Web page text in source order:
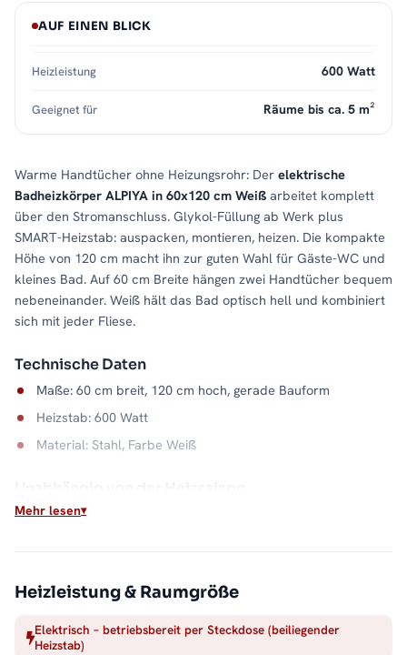
Warme Handtücher ohne Heizungsrohr: Der elektrische
Badheizkörper ALPIYA in 60x120 cm Weiß arbeitet komplett
über den Stromanschluss. Glykol-Füllung ab Werk plus
SMART-Heizstab: auspacken, montieren, heizen. Die kompakte
Höhe von 120 cm macht ihn zur guten Wahl für Gäste-WC und
kleines Bad. Auf 60 cm Breite hängen zwei Handtücher bequem
nebeneinander. Weiß hält das Bad optisch hell und kombiniert
sich mit jeder Fliese.
Technische Daten
Maße: 60 cm breit, 120 cm hoch, gerade Bauform
Heizstab: 600 Watt
Material: Stahl, Farbe Weiß
Ob Sommer oder Übergangszeit: Dieser elektrische
Ausführungen der Serie finden Sie in der Kategorie
AUF EINEN BLICK
Heizleistung 600 Watt
Geeignet für Räume bis ca. 5 m²
Mehr lesen
Heizleistung & Raumgröße
Elektrisch – betriebsbereit per Steckdose (beiliegender
Heizstab)